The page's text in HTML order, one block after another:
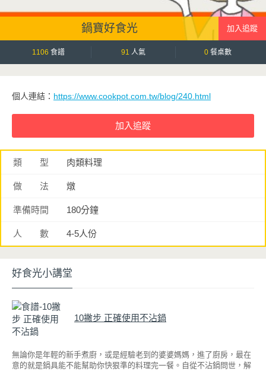
鍋寶好食光
1106 食譜 91 人氣 0 餐桌數
個人連結： https://www.cookpot.com.tw/blog/240.html
類 型 肉類料理
做 法 燉
準備時間 180分鐘
人 數 4-5人份
好食光小講堂
10撇步 正確使用不沾鍋
無論你是年輕的新手煮廚，或是經驗老到的婆婆媽媽，進了廚房，最在
意的就是鍋具能不能幫助你快狠準的料理完一餐。自從不沾鍋問世，解